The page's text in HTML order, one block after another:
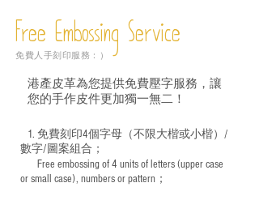
Free Embossing Service
免費人手刻印服務：）
港產皮革為您提供免費壓字服務，讓
您的手作皮件更加獨一無二！
1. 免費刻印4個字母（不限大楷或小楷）/
數字/圖案組合；
Free embossing of 4 units of letters (upper case
or small case), numbers or pattern；